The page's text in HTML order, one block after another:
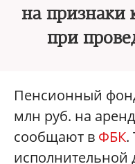
на признаки
при
Пенсионный
млн руб. на
сообщают в ФБК.